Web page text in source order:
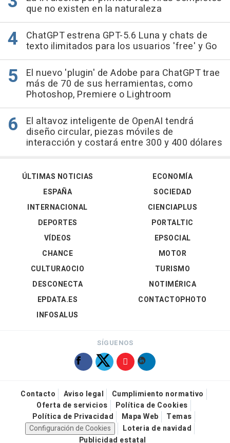
que no existen en la naturaleza
ChatGPT estrena GPT-5.6 Luna y chats de
texto ilimitados para los usuarios 'free' y Go
El nuevo 'plugin' de Adobe para ChatGPT trae
más de 70 de sus herramientas, como
Photoshop, Premiere o Lightroom
El altavoz inteligente de OpenAI tendrá
diseño circular, piezas móviles de
interacción y costará entre 300 y 400 dólares
ÚLTIMAS NOTICIAS
ESPAÑA
INTERNACIONAL
DEPORTES
VÍDEOS
ECONOMÍA
SOCIEDAD
CIENCIAPLUS
PORTALTIC
EPSOCIAL
CHANCE
CULTURAOCIO
DESCONECTA
EPDATA.ES
INFOSALUS
MOTOR
TURISMO
NOTIMÉRICA
CONTACTOPHOTO
SÍGUENOS
Contacto Aviso legal
Cumplimiento normativo
Oferta de servicios
Política de Cookies
Política de Privacidad
Mapa Web
Temas
Configuración de Cookies
Loteria de navidad
Publicidad estatal